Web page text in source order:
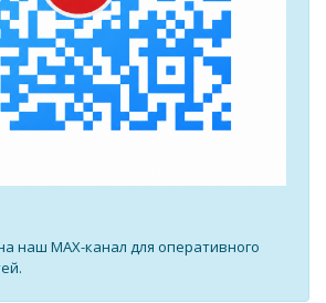
наш MAX-канал для оперативного